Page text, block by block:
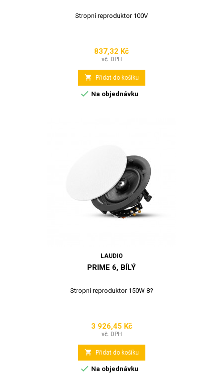
Stropní reproduktor 100V
Cena
837,32 Kč
vč. DPH
 Přidat do košíku
 Na objednávku
LAUDIO
PRIME 6, BÍLÝ
Stropní reproduktor 150W 8?
Cena
3 926,45 Kč
vč. DPH
 Přidat do košíku
 Na objednávku